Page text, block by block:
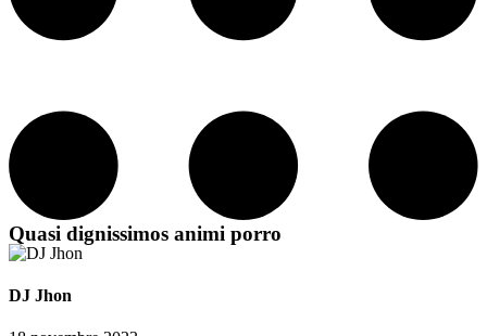
Quasi dignissimos animi porro
DJ Jhon